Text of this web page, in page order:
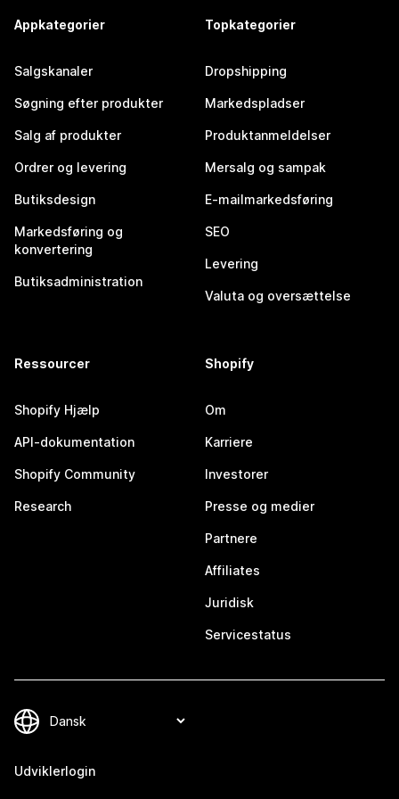
Appkategorier
Salgskanaler
Søgning efter produkter
Salg af produkter
Ordrer og levering
Butiksdesign
Markedsføring og
konvertering
Butiksadministration
Topkategorier
Dropshipping
Markedspladser
Produktanmeldelser
Mersalg og sampak
E-mailmarkedsføring
SEO
Levering
Valuta og oversættelse
Ressourcer
Shopify Hjælp
API-dokumentation
Shopify Community
Research
Shopify
Om
Karriere
Investorer
Presse og medier
Partnere
Affiliates
Juridisk
Servicestatus
Udviklerlogin